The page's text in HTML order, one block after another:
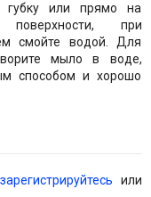
губку или прямо на
поверхности, при
смойте водой. Для
мыло в воде,
способом и хорошо
зарегистрируйтесь или